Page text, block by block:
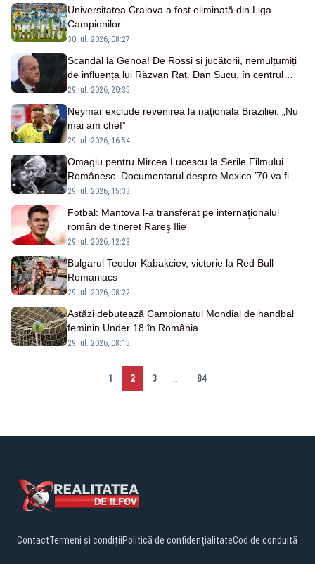
Universitatea Craiova a fost eliminată din Liga
Campionilor
30 iul. 2026, 08:27
Scandal la Genoa! De Rossi și jucătorii, nemulțumiți
de influența lui Răzvan Raț. Dan Șucu, în centrul
tensiunilor
29 iul. 2026, 20:35
Neymar exclude revenirea la naționala Braziliei: „Nu
mai am chef”
29 iul. 2026, 16:54
Omagiu pentru Mircea Lucescu la Serile Filmului
Românesc. Documentarul despre Mexico ’70 va fi
proiectat la Iași
29 iul. 2026, 15:33
Fotbal: Mantova l-a transferat pe internaţionalul
român de tineret Rareş Ilie
29 iul. 2026, 12:28
Bulgarul Teodor Kabakciev, victorie la Red Bull
Romaniacs
29 iul. 2026, 08:22
Astăzi debutează Campionatul Mondial de handbal
feminin Under 18 în România
29 iul. 2026, 08:15
1 2 3 84
ContactTermeni și condițiiPolitică de confidențialitateCod de conduită